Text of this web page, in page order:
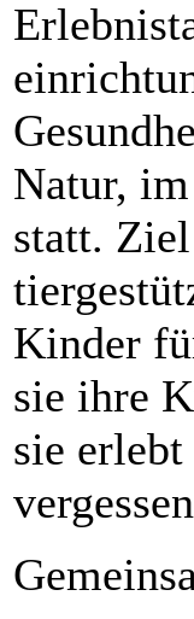
Natur,
statt.
Kinder
sie ihre
sie